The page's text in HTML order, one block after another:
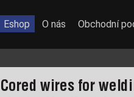
Cored wires for
Eshop O nás Obchodní